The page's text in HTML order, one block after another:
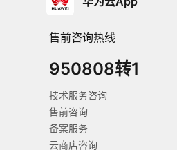
售前咨询热线
950808转1
技术服务咨询
售前咨询
备案服务
云商店咨询